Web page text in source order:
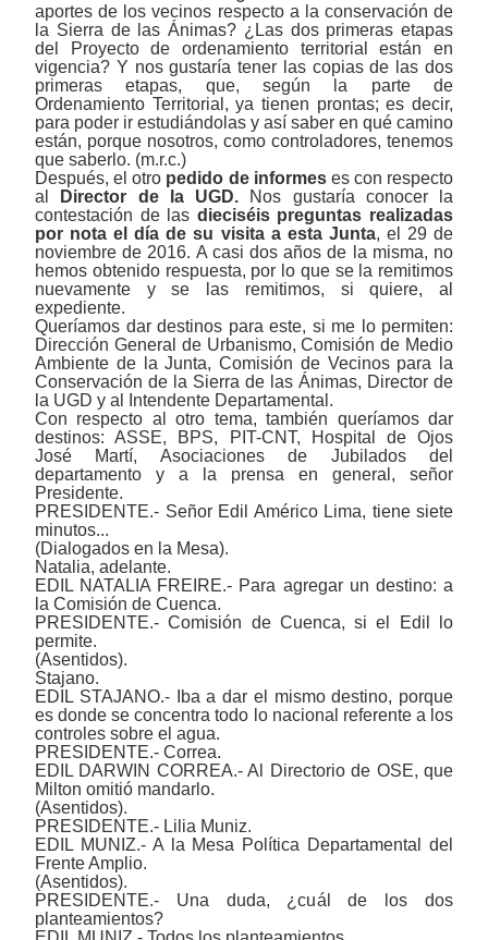
aportes de los vecinos respecto a la conservación de
la Sierra de las Ánimas? ¿Las dos primeras etapas
del Proyecto de ordenamiento territorial están en
vigencia? Y nos gustaría tener las copias de las dos
primeras etapas, que, según la parte de
Ordenamiento Territorial, ya tienen prontas; es decir,
para poder ir estudiándolas y así saber en qué camino
están, porque nosotros, como controladores, tenemos
que saberlo. (m.r.c.)
Después, el otro pedido de informeses con respecto
al
Director de la UGD. Nos gustaría conocer la
contestación de las dieciséis preguntas realizadas
por nota el día de su visita a esta Junta, el 29 de
noviembre de 2016. A casi dos años de la misma, no
hemos obtenido respuesta, por lo que se la remitimos
nuevamente y se las remitimos, si quiere, al
expediente.
Queríamos dar destinos para este, si me lo permiten:
Dirección General de Urbanismo, Comisión de Medio
Ambiente de la Junta, Comisión de Vecinos para la
Conservación de la Sierra de las Ánimas, Director de
la UGD y al Intendente Departamental.
Con respecto al otro tema, también queríamos dar
destinos: ASSE, BPS, PIT-CNT, Hospital de Ojos
José Martí, Asociaciones de Jubilados del
departamento y a la prensa en general, señor
Presidente.
PRESIDENTE.- Señor Edil Américo Lima, tiene siete
minutos...
(Dialogados en la Mesa).
Natalia, adelante.
EDIL NATALIA FREIRE.- Para agregar un destino: a
la Comisión de Cuenca.
PRESIDENTE.- Comisión de Cuenca, si el Edil lo
permite.
(Asentidos).
Stajano.
EDIL STAJANO.- Iba a dar el mismo destino, porque
es donde se concentra todo lo nacional referente a los
controles sobre el agua.
PRESIDENTE.- Correa.
EDIL DARWIN CORREA.- Al Directorio de OSE, que
Milton omitió mandarlo.
(Asentidos).
PRESIDENTE.- Lilia Muniz.
EDIL MUNIZ.- A la Mesa Política Departamental del
Frente Amplio.
(Asentidos).
PRESIDENTE.- Una duda, ¿cuál de los dos
planteamientos?